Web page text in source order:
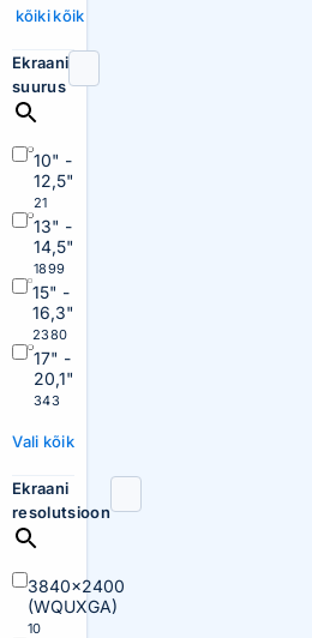
kõikikõik
Ekraani
suurus
10" -
12,5"
21
13" -
14,5"
1899
15" -
16,3"
2380
17" -
20,1"
343
Vali kõik
Ekraani
resolutsioon
3840×2400
(WQUXGA)
10